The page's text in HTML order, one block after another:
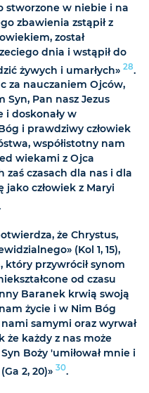
stworzone w niebie i na
zbawienia zstąpił z
został
dnia i wstąpił do
żywych i umarłych» 28.
za nauczaniem Ojców,
Syn, Pan nasz Jezus
i doskonały w
i prawdziwy człowiek
współistotny nam
wiekami z Ojca
czasach dla nas i dla
jako człowiek z Maryi
że Chrystus,
(Kol 1, 15),
który przywrócił synom
od czasu
Baranek krwią swoją
życie i w Nim Bóg
samymi oraz wyrwał
że każdy z nas może
Boży 'umiłował mnie i
2, 20)» 30.